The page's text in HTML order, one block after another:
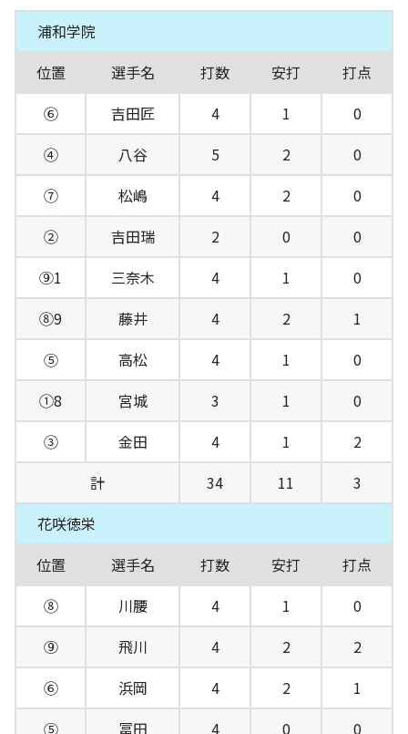
浦和学院
位置
選手名 打数 安打
打点
⑥
吉田匠 4 1
0
④
八谷 5 2
0
⑦
松嶋 4 2
0
②
吉田瑞 2 0
0
⑨1
三奈木 4 1
0
⑧9
藤井 4 2
1
⑤
高松 4 1
0
①8
宮城 3 1
0
③
金田 4 1
2
計
34 11
3
花咲徳栄
位置
選手名 打数 安打
打点
⑧
川腰 4 1
0
⑨
飛川 4 2
2
⑥
浜岡 4 2
1
⑤
冨田 4 0 0